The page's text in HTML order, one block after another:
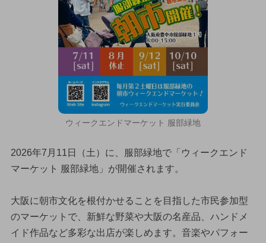
ウィークエンドマーケット 服部緑地
2026年7月11日（土）に、服部緑地で「ウィークエンド
マーケット 服部緑地」が開催されます。
大阪に朝市文化を根付かせることを目指した市民参加型
のマーケットで、新鮮な野菜や大阪の名産品、ハンドメ
イド作品など多彩な出店が楽しめます。音楽やパフォー